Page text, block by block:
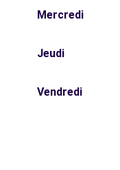
Mercredi
Jeudi
Vendredi